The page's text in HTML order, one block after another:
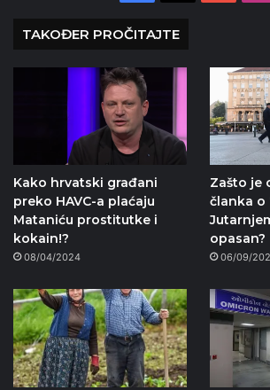
TAKOĐER PROČITAJTE
Kako hrvatski građani
preko HAVC-a plaćaju
Mataniću prostitutke i
kokain!?
08/04/2024
Zašto je
članka o
opasan?
06/09/